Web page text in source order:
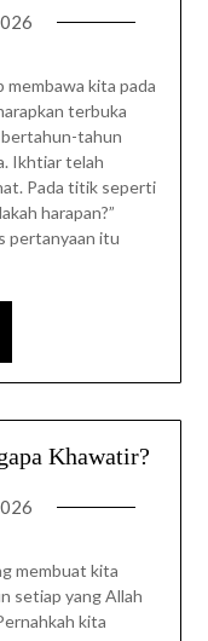
membawa kita pada
terbuka
tahun
Ikhtiar telah
Pada titik seperti
harapan?”
pertanyaan itu
Khawatir?
membuat kita
setiap yang Allah
kita